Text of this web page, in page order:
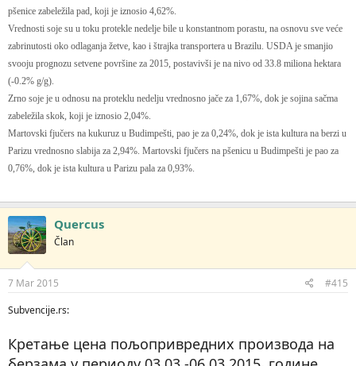
pšenice zabeležila pad, koji je iznosio 4,62%.
Vrednosti soje su u toku protekle nedelje bile u konstantnom porastu, na osnovu sve veće
zabrinutosti oko odlaganja žetve, kao i štrajka transportera u Brazilu. USDA je smanjio
svooju prognozu setvene površine za 2015, postavivši je na nivo od 33.8 miliona hektara
(-0.2% g/g).
Zrno soje je u odnosu na proteklu nedelju vrednosno jače za 1,67%, dok je sojina sačma
zabeležila skok, koji je iznosio 2,04%.
Martovski fjučers na kukuruz u Budimpešti, pao je za 0,24%, dok je ista kultura na berzi u
Parizu vrednosno slabija za 2,94%. Martovski fjučers na pšenicu u Budimpešti je pao za
0,76%, dok je ista kultura u Parizu pala za 0,93%.
Quercus
Član
7 Mar 2015
#415
Subvencije.rs:
Кретање цена пољопривредних производа на